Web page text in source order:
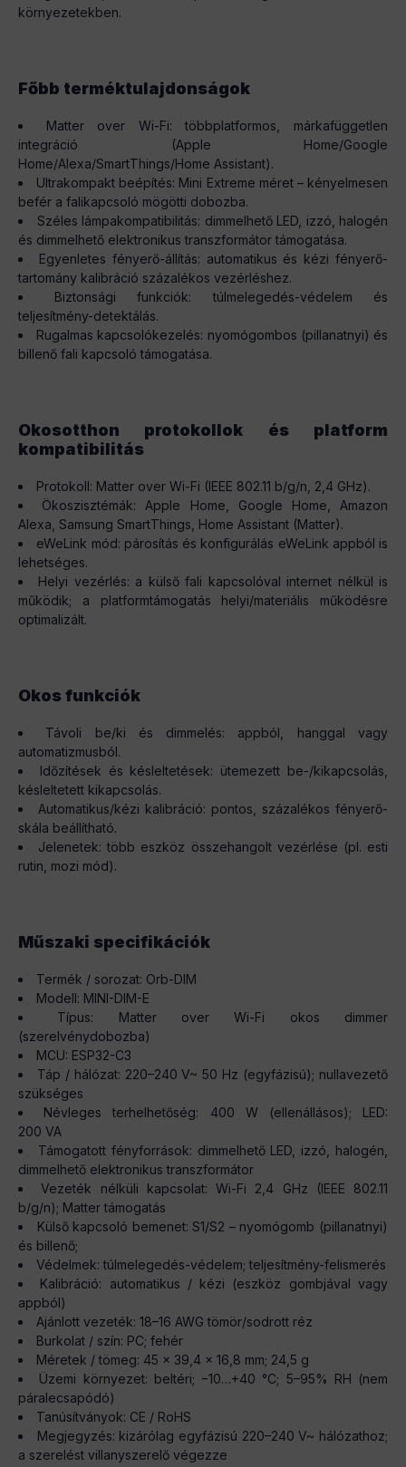
környezetekben.
Főbb terméktulajdonságok
Matter over Wi-Fi: többplatformos, márkafüggetlen
integráció (Apple Home/Google
Home/Alexa/SmartThings/Home Assistant).
Ultrakompakt beépítés: Mini Extreme méret – kényelmesen
befér a falikapcsoló mögötti dobozba.
Széles lámpakompatibilitás: dimmelhető LED, izzó, halogén
és dimmelhető elektronikus transzformátor támogatása.
Egyenletes fényerő-állítás: automatikus és kézi fényerő-
tartomány kalibráció százalékos vezérléshez.
Biztonsági funkciók: túlmelegedés-védelem és
teljesítmény-detektálás.
Rugalmas kapcsolókezelés: nyomógombos (pillanatnyi) és
billenő fali kapcsoló támogatása.
Okosotthon protokollok és platform
kompatibilitás
Protokoll: Matter over Wi-Fi (IEEE 802.11 b/g/n, 2,4 GHz).
Ökoszisztémák: Apple Home, Google Home, Amazon
Alexa, Samsung SmartThings, Home Assistant (Matter).
eWeLink mód: párosítás és konfigurálás eWeLink appból is
lehetséges.
Helyi vezérlés: a külső fali kapcsolóval internet nélkül is
működik; a platformtámogatás helyi/materiális működésre
optimalizált.
Okos funkciók
Távoli be/ki és dimmelés: appból, hanggal vagy
automatizmusból.
Időzítések és késleltetések: ütemezett be-/kikapcsolás,
késleltetett kikapcsolás.
Automatikus/kézi kalibráció: pontos, százalékos fényerő-
skála beállítható.
Jelenetek: több eszköz összehangolt vezérlése (pl. esti
rutin, mozi mód).
Műszaki specifikációk
Termék / sorozat: Orb-DIM
Modell: MINI-DIM-E
Típus: Matter over Wi-Fi okos dimmer
(szerelvénydobozba)
MCU: ESP32-C3
Táp / hálózat: 220–240 V~ 50 Hz (egyfázisú); nullavezető
szükséges
Névleges terhelhetőség: 400 W (ellenállásos); LED:
200 VA
Támogatott fényforrások: dimmelhető LED, izzó, halogén,
dimmelhető elektronikus transzformátor
Vezeték nélküli kapcsolat: Wi-Fi 2,4 GHz (IEEE 802.11
b/g/n); Matter támogatás
Külső kapcsoló bemenet: S1/S2 – nyomógomb (pillanatnyi)
és billenő;
Védelmek: túlmelegedés-védelem; teljesítmény-felismerés
Kalibráció: automatikus / kézi (eszköz gombjával vagy
appból)
Ajánlott vezeték: 18–16 AWG tömör/sodrott réz
Burkolat / szín: PC; fehér
Méretek / tömeg: 45 × 39,4 × 16,8 mm; 24,5 g
Üzemi környezet: beltéri; −10…+40 °C; 5–95% RH (nem
páralecsapódó)
Tanúsítványok: CE / RoHS
Megjegyzés: kizárólag egyfázisú 220–240 V~ hálózathoz;
a szerelést villanyszerelő végezze